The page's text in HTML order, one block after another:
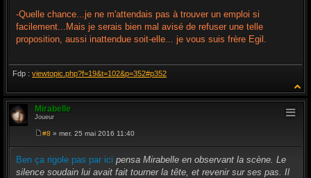
e
-Quelle chance...je ne m'attendais pas à trouver un emploi si
facilement...Mais je serais bien mal avisé de refuser une telle
proposition, aussi inattendue soit-elle... je vous suis frère Egil.
Fdp : viewtopic.php?f=19&t=102&p=352#p352
Mirabelle
Joueur
s
a
#8 » mer. 25 mai 2016 11:40
Ben ça rigole pas par ici pensa Mirabelle en observant la scène. Le
silence soudain lui avait fait tourner la tête, et revenir sur ses pas. Il